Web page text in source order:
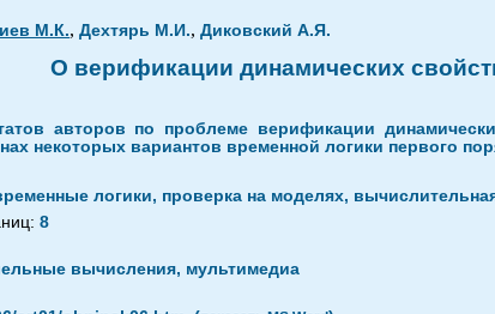
М.К., Дехтярь М.И., Диковский А.Я.
О верификации динамических
авторов по проблеме верификации
некоторых вариантов временной логики первого
логики, проверка на моделях,
8
вычисления, мультимедиа